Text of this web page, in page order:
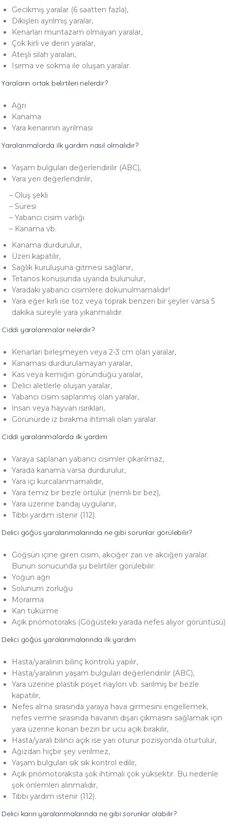
Gecikmiş yaralar (6 saatten fazla),
Dikişleri ayrılmış yaralar,
Kenarları muntazam olmayan yaralar,
Çok kirli ve derin yaralar,
Ateşli silah yaraları,
Isırma ve sokma ile oluşan yaralar.
Yaraların ortak belirtileri nelerdir?
Ağrı
Kanama
Yara kenarının ayrılması
Yaralanmalarda ilk yardım nasıl olmalıdır?
Yaşam bulguları değerlendirilir (ABC),
Yara yeri değerlendirilir,
– Oluş şekli
– Süresi
– Yabancı cisim varlığı
– Kanama vb.
Kanama durdurulur,
Üzeri kapatılır,
Sağlık kuruluşuna gitmesi sağlanır,
Tetanos konusunda uyarıda bulunulur,
Yaradaki yabancı cisimlere dokunulmamalıdır!
Yara eğer kirli ise toz veya toprak benzeri bir şeyler varsa 5
dakika süreyle yara yıkanmalıdır.
Ciddi yaralanmalar nelerdir?
Kenarları birleşmeyen veya 2-3 cm olan yaralar,
Kanaması durdurulamayan yaralar,
Kas veya kemiğin göründüğü yaralar,
Delici aletlerle oluşan yaralar,
Yabancı cisim saplanmış olan yaralar,
İnsan veya hayvan ısırıkları,
Görünürde iz bırakma ihtimali olan yaralar.
Ciddi yaralanmalarda ilk yardım
Yaraya saplanan yabancı cisimler çıkarılmaz,
Yarada kanama varsa durdurulur,
Yara içi kurcalanmamalıdır,
Yara temiz bir bezle örtülür (nemli bir bez),
Yara üzerine bandaj uygulanır,
Tıbbi yardım istenir (112).
Delici göğüs yaralanmalarında ne gibi sorunlar görülebilir?
Göğsün içine giren cisim, akciğer zarı ve akciğeri yaralar.
Bunun sonucunda şu belirtiler görülebilir:
Yoğun ağrı
Solunum zorluğu
Morarma
Kan tükürme
Açık pnömotoraks (Göğüsteki yarada nefes alıyor görüntüsü)
Delici göğüs yaralanmalarında ilk yardım
Hasta/yaralının bilinç kontrolü yapılır,
Hasta/yaralının yaşam bulguları değerlendirilir (ABC),
Yara üzerine plastik poşet naylon vb. sarılmış bir bezle
kapatılır,
Nefes alma sırasında yaraya hava girmesini engellemek,
nefes verme sırasında havanın dışarı çıkmasını sağlamak için
yara üzerine konan bezin bir ucu açık bırakılır,
Hasta/yaralı bilinci açık ise yarı oturur pozisyonda oturtulur,
Ağızdan hiçbir şey verilmez,
Yaşam bulguları sık sık kontrol edilir,
Açık pnömotoraksta şok ihtimali çok yüksektir. Bu nedenle
şok önlemleri alınmalıdır,
Tıbbi yardım istenir (112).
Delici karın yaralanmalarında ne gibi sorunlar olabilir?